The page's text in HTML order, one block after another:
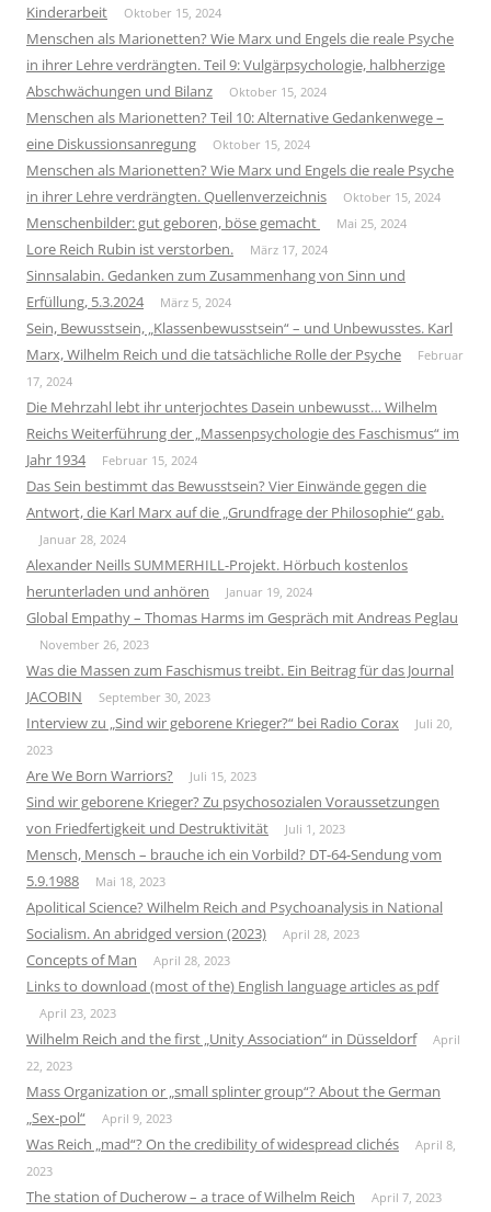
Kinderarbeit Oktober 15, 2024
Menschen als Marionetten? Wie Marx und Engels die reale Psyche
in ihrer Lehre verdrängten. Teil 9: Vulgärpsychologie, halbherzige
Abschwächungen und Bilanz
Oktober 15, 2024
Menschen als Marionetten? Teil 10: Alternative Gedankenwege –
eine Diskussionsanregung
Oktober 15, 2024
Menschen als Marionetten? Wie Marx und Engels die reale Psyche
in ihrer Lehre verdrängten. Quellenverzeichnis
Oktober 15, 2024
Menschenbilder: gut geboren, böse gemacht Mai 25, 2024
Lore Reich Rubin ist verstorben. März 17, 2024
Sinnsalabin. Gedanken zum Zusammenhang von Sinn und
Erfüllung, 5.3.2024
März 5, 2024
Sein, Bewusstsein, „Klassenbewusstsein“ – und Unbewusstes. Karl
Marx, Wilhelm Reich und die tatsächliche Rolle der Psyche
Februar
17, 2024
Die Mehrzahl lebt ihr unterjochtes Dasein unbewusst… Wilhelm
Reichs Weiterführung der „Massenpsychologie des Faschismus“ im
Jahr 1934
Februar 15, 2024
Das Sein bestimmt das Bewusstsein? Vier Einwände gegen die
Antwort, die Karl Marx auf die „Grundfrage der Philosophie“ gab.
Januar 28, 2024
Alexander Neills SUMMERHILL-Projekt. Hörbuch kostenlos
herunterladen und anhören
Januar 19, 2024
Global Empathy – Thomas Harms im Gespräch mit Andreas Peglau
November 26, 2023
Was die Massen zum Faschismus treibt. Ein Beitrag für das Journal
JACOBIN
September 30, 2023
Interview zu „Sind wir geborene Krieger?“ bei Radio Corax
Juli 20,
2023
Are We Born Warriors? Juli 15, 2023
Sind wir geborene Krieger? Zu psychosozialen Voraussetzungen
von Friedfertigkeit und Destruktivität
Juli 1, 2023
Mensch, Mensch – brauche ich ein Vorbild? DT-64-Sendung vom
5.9.1988
Mai 18, 2023
Apolitical Science? Wilhelm Reich and Psychoanalysis in National
Socialism. An abridged version (2023)
April 28, 2023
Concepts of Man April 28, 2023
Links to download (most of the) English language articles as pdf
April 23, 2023
Wilhelm Reich and the first „Unity Association“ in Düsseldorf
April
22, 2023
Mass Organization or „small splinter group“? About the German
„Sex-pol“
April 9, 2023
Was Reich „mad“? On the credibility of widespread clichés
April 8,
2023
The station of Ducherow – a trace of Wilhelm Reich April 7, 2023